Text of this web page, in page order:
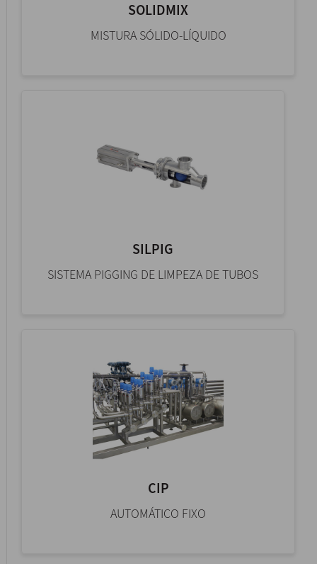
SOLIDMIX
MISTURA SÓLIDO-LÍQUIDO
SILPIG
SISTEMA PIGGING DE LIMPEZA DE TUBOS
CIP
AUTOMÁTICO FIXO